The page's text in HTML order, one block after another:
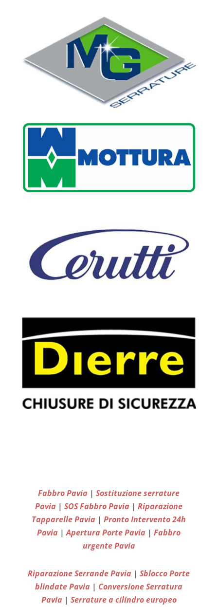
Fabbro Pavia |Sostituzione serrature
Pavia |SOS Fabbro Pavia |Riparazione
Tapparelle Pavia |Pronto Intervento 24h
Pavia |Apertura Porte Pavia |Fabbro
urgente Pavia
Riparazione Serrande Pavia |Sblocco Porte
blindate Pavia | Conversione Serratura
Pavia | Serrature a cilindro europeo